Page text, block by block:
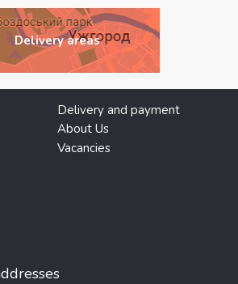
Delivery areas
Delivery and payment
About Us
Vacancies